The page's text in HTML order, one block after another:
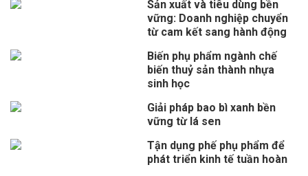
Sản xuất và tiêu dùng bền
vững: Doanh nghiệp chuyển
từ cam kết sang hành động
Biến phụ phẩm ngành chế
biến thuỷ sản thành nhựa
sinh học
Giải pháp bao bì xanh bền
vững từ lá sen
Tận dụng phế phụ phẩm để
phát triển kinh tế tuần hoàn